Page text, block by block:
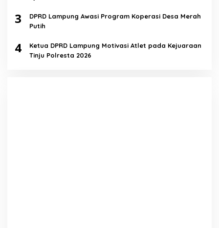
3
DPRD Lampung Awasi Program Koperasi Desa Merah
Putih
4
Ketua DPRD Lampung Motivasi Atlet pada Kejuaraan
Tinju Polresta 2026